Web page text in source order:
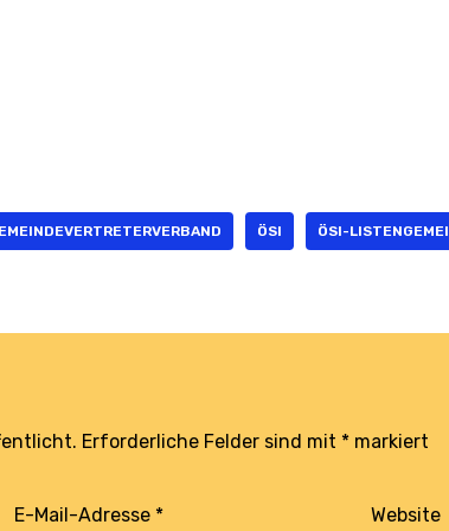
ÖSI ÖSI-
Erforderliche Felder sind mit * markiert
E-Mail-Adresse * Website